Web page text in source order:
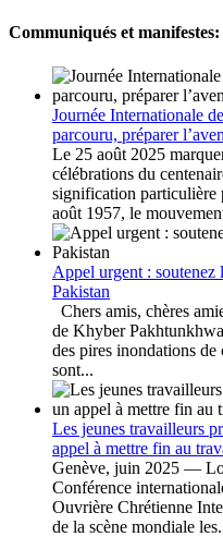
Communiqués et
Journée Internationale
parcouru, préparer
Le 25 août 2025
célébrations du
signification particulière
août 1957, le
Appel urgent : soutenez
Pakistan
Chers amis, chères
de Khyber
des pires inondations de
sont...
Les jeunes travailleurs
appel à mettre fin au
Genève, juin 2025 —
Conférence
Ouvrière Chrétienne
de la scène mondiale